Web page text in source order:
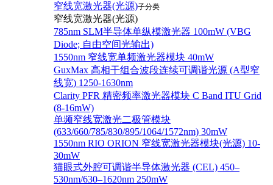
窄线宽激光器(光源)子分类
窄线宽激光器(光源)
785nm SLM半导体单纵模激光器 100mW (VBG
Diode; 自由空间光输出)
1550nm 窄线宽单频激光器模块 40mW
GuxMax 高相干组合波段连续可调谐光源 (A型窄
线宽) 1250-1630nm
Clarity PFR 精密频率激光器模块 C Band ITU Grid
(8-16mW)
单频窄线宽激光二极管模块
(633/660/785/830/895/1064/1572nm) 30mW
1550nm RIO ORION 窄线宽激光器模块(光源) 10-
30mW
猫眼式外腔可调谐半导体激光器 (CEL) 450–
530nm/630–1620nm 250mW